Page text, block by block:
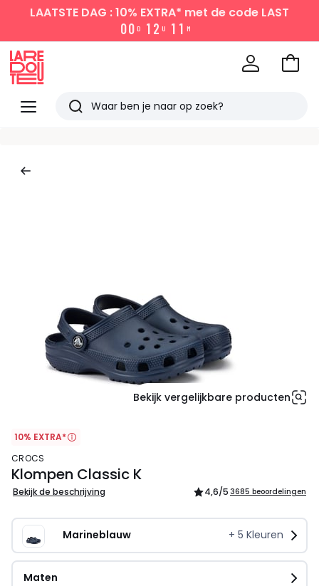
LAATSTE DAG : 10% EXTRA* met de code LAST
00 D 1 2 U 1 1 M
Menu
Redoute
Zoeken
Naar
Bekijk vergelijkbare producten
10% EXTRA*
CROCS
Klompen Classic K
Bekijk de beschrijving 4,6/5 3685 beoordelingen
Marineblauw + 5 Kleuren
Maten